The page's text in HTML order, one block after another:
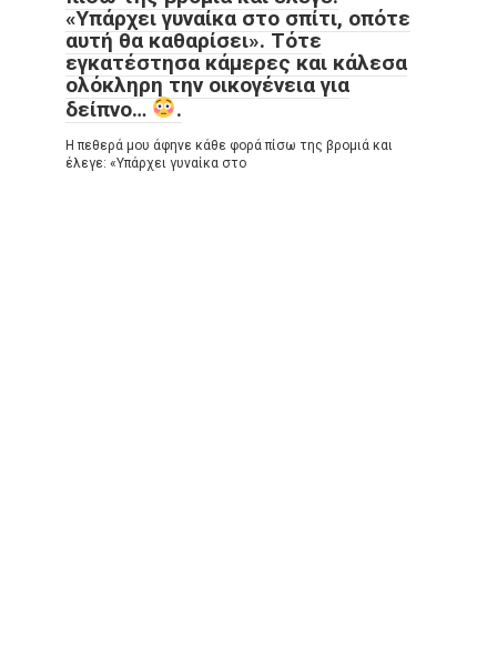
«Υπάρχει γυναίκα στο σπίτι, οπότε
αυτή θα καθαρίσει». Τότε
εγκατέστησα κάμερες και κάλεσα
ολόκληρη την οικογένεια για
δείπνο…
.
Η πεθερά μου άφηνε κάθε φορά πίσω της βρομιά και
έλεγε: «Υπάρχει γυναίκα στο